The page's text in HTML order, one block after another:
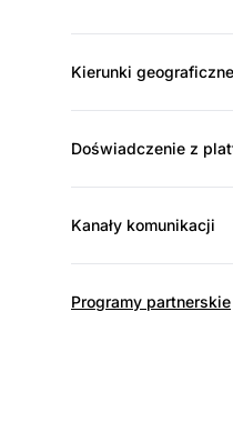
Kierunki geograficzne
Doświadczenie z
Kanały komunikacji
Programy partnerskie